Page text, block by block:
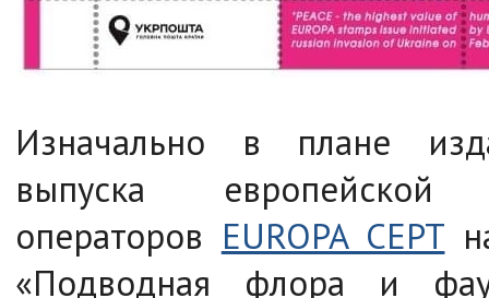
Изначально в плане
выпуска европейской
операторов EUROPA CEPT
«Подводная флора и